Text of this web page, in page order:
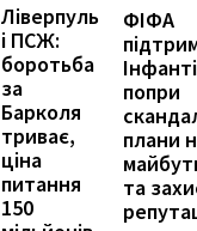
Ліверпуль
і ПСЖ:
боротьба
за
Барколя
триває,
ціна
питання
150
ФІФА
попри
плани
та